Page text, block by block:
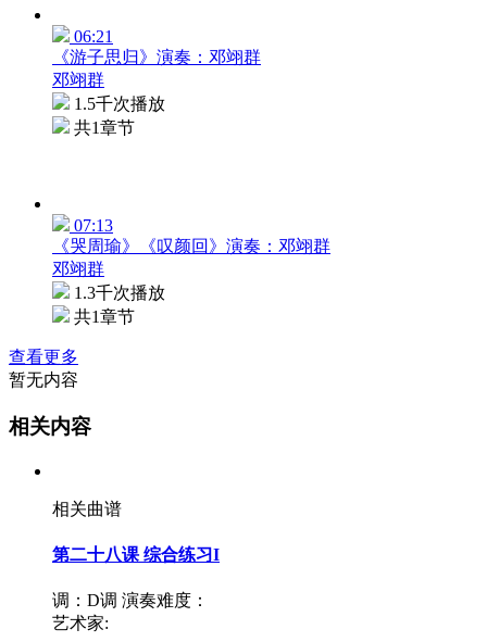
06:21
《游子思归》演奏：邓翊群
邓翊群
1.5千次播放
共1章节
07:13
《哭周瑜》《叹颜回》演奏：邓翊群
邓翊群
1.3千次播放
共1章节
查看更多
暂无内容
相关内容
相关曲谱
第二十八课 综合练习I
调：D调 演奏难度：
艺术家: